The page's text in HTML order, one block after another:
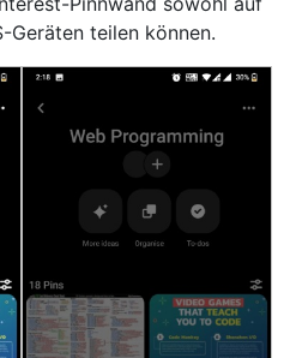
Geräten teilen können.